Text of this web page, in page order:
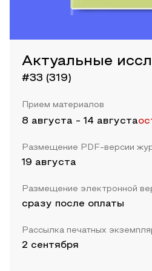
Актуальные
#33 (319)
Прием материалов
8 августа - 14 августа
Размещение PDF-версии
19 августа
Размещение электронной
сразу после оплаты
Рассылка печатных
2 сентября